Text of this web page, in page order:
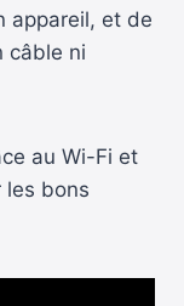
appareil, et de
câble ni
au Wi-Fi et
les bons